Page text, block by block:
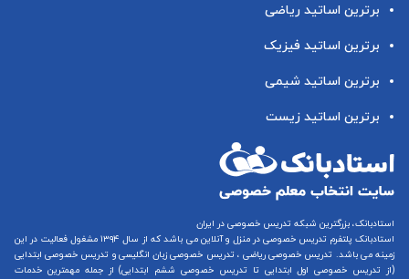
برترین اساتید ریاضی
برترین اساتید فیزیک
برترین اساتید شیمی
برترین اساتید زیست
استادبانک، بزرگترین شبکه تدریس خصوصی در ایران
استادبانک پلتفرم تدریس خصوصی در منزل و آنلاین
می باشد که از سال ۱۳۹۴ مشغول فعالیت در این
زمینه می باشد. تدریس خصوصی ریاضی ، تدریس خصوصی زبان انگلیسیو تدریس خصوصی ابتدایی
(از تدریس خصوصی اول ابتدایی تا تدریس خصوصی ششم ابتدایی) از جمله مهمترین خدمات